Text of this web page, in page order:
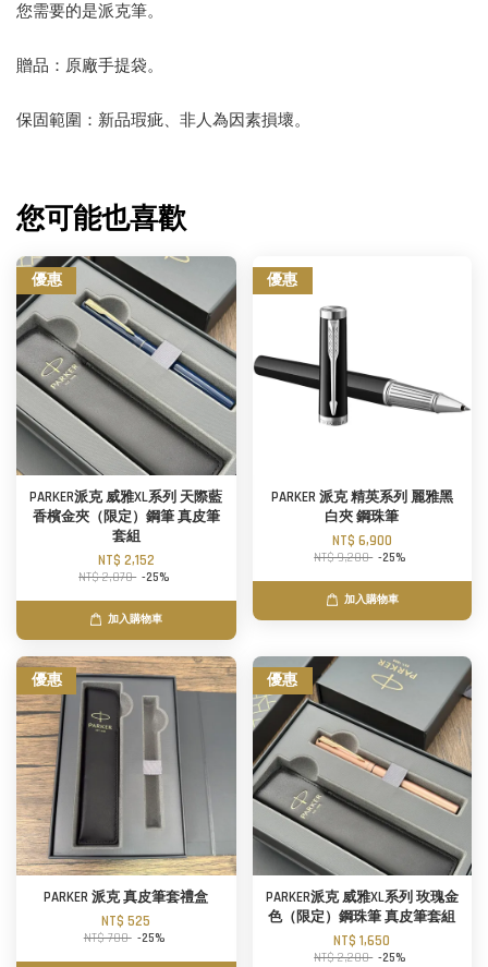
您需要的是派克筆。
贈品：原廠手提袋。
保固範圍：新品瑕疵、非人為因素損壞。
您可能也喜歡
優惠
PARKER派克 威雅XL系列 天際藍
香檳金夾（限定）鋼筆 真皮筆
套組
NT$ 2,152
NT$ 2,870 -25%
加入購物車
優惠
PARKER 派克 精英系列 麗雅黑
白夾 鋼珠筆
NT$ 6,900
NT$ 9,200 -25%
加入購物車
優惠
PARKER 派克 真皮筆套禮盒
NT$ 525
NT$ 700 -25%
優惠
PARKER派克 威雅XL系列 玫瑰金
色（限定）鋼珠筆 真皮筆套組
NT$ 1,650
NT$ 2,200 -25%